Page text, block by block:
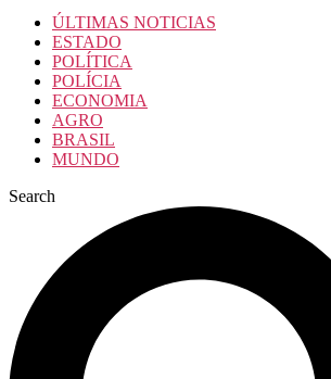
ÚLTIMAS NOTICIAS
ESTADO
POLÍTICA
POLÍCIA
ECONOMIA
AGRO
BRASIL
MUNDO
Search